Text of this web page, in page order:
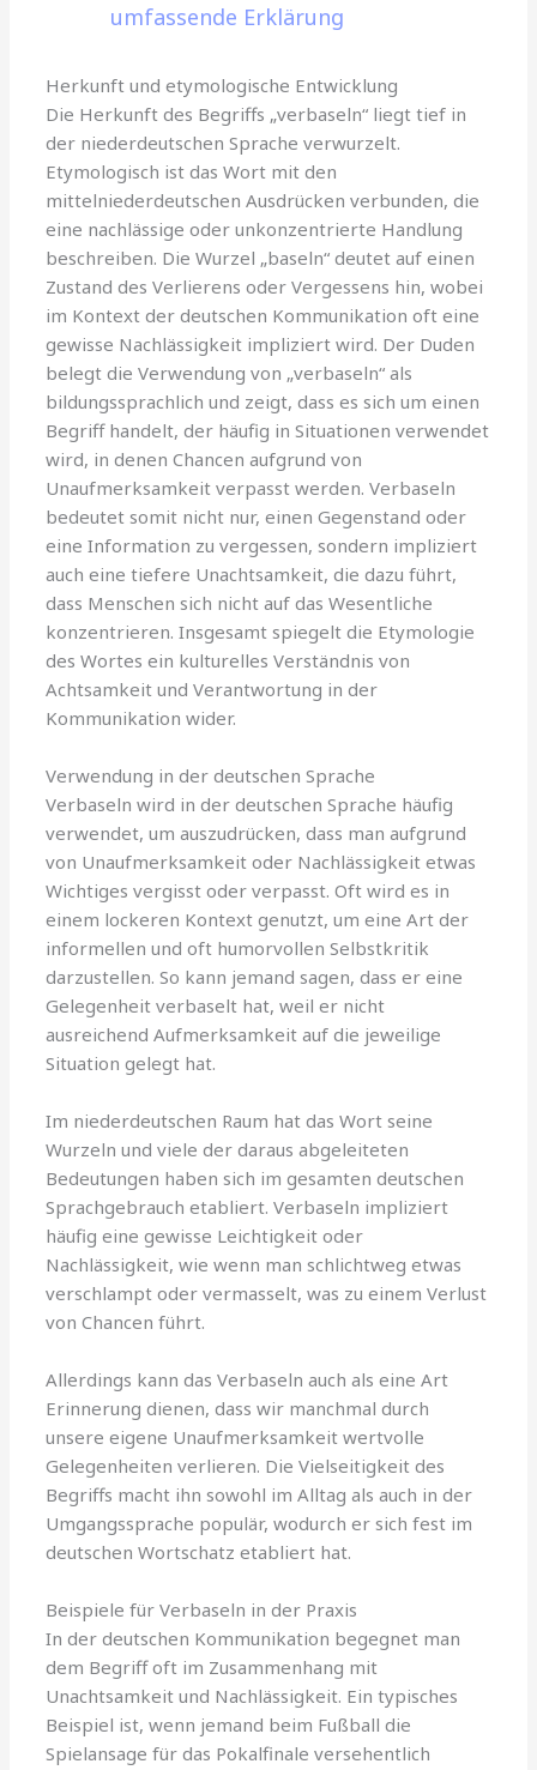
umfassende Erklärung
Herkunft und etymologische Entwicklung
Die Herkunft des Begriffs „verbaseln“ liegt tief in
der niederdeutschen Sprache verwurzelt.
Etymologisch ist das Wort mit den
mittelniederdeutschen Ausdrücken verbunden, die
eine nachlässige oder unkonzentrierte Handlung
beschreiben. Die Wurzel „baseln“ deutet auf einen
Zustand des Verlierens oder Vergessens hin, wobei
im Kontext der deutschen Kommunikation oft eine
gewisse Nachlässigkeit impliziert wird. Der Duden
belegt die Verwendung von „verbaseln“ als
bildungssprachlich und zeigt, dass es sich um einen
Begriff handelt, der häufig in Situationen verwendet
wird, in denen Chancen aufgrund von
Unaufmerksamkeit verpasst werden. Verbaseln
bedeutet somit nicht nur, einen Gegenstand oder
eine Information zu vergessen, sondern impliziert
auch eine tiefere Unachtsamkeit, die dazu führt,
dass Menschen sich nicht auf das Wesentliche
konzentrieren. Insgesamt spiegelt die Etymologie
des Wortes ein kulturelles Verständnis von
Achtsamkeit und Verantwortung in der
Kommunikation wider.
Verwendung in der deutschen Sprache
Verbaseln wird in der deutschen Sprache häufig
verwendet, um auszudrücken, dass man aufgrund
von Unaufmerksamkeit oder Nachlässigkeit etwas
Wichtiges vergisst oder verpasst. Oft wird es in
einem lockeren Kontext genutzt, um eine Art der
informellen und oft humorvollen Selbstkritik
darzustellen. So kann jemand sagen, dass er eine
Gelegenheit verbaselt hat, weil er nicht
ausreichend Aufmerksamkeit auf die jeweilige
Situation gelegt hat.
Im niederdeutschen Raum hat das Wort seine
Wurzeln und viele der daraus abgeleiteten
Bedeutungen haben sich im gesamten deutschen
Sprachgebrauch etabliert. Verbaseln impliziert
häufig eine gewisse Leichtigkeit oder
Nachlässigkeit, wie wenn man schlichtweg etwas
verschlampt oder vermasselt, was zu einem Verlust
von Chancen führt.
Allerdings kann das Verbaseln auch als eine Art
Erinnerung dienen, dass wir manchmal durch
unsere eigene Unaufmerksamkeit wertvolle
Gelegenheiten verlieren. Die Vielseitigkeit des
Begriffs macht ihn sowohl im Alltag als auch in der
Umgangssprache populär, wodurch er sich fest im
deutschen Wortschatz etabliert hat.
Beispiele für Verbaseln in der Praxis
In der deutschen Kommunikation begegnet man
dem Begriff oft im Zusammenhang mit
Unachtsamkeit und Nachlässigkeit. Ein typisches
Beispiel ist, wenn jemand beim Fußball die
Spielansage für das Pokalfinale versehentlich